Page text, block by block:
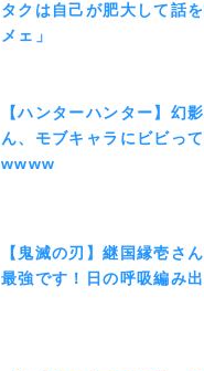
タクは自己が肥大して話
メェ」
【ハンターハンター】幻
ん、モブキャラにビビっ
wwww
【鬼滅の刃】継国縁壱さ
最強です！日の呼吸編み出